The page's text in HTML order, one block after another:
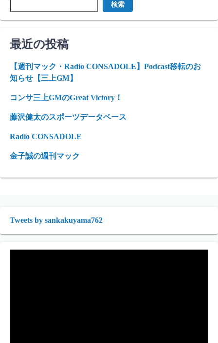
検索
最近の投稿
【週刊マック・Radio CONSADOLE】Podcast移転のお
知らせ【三上GM】
コンサ三上GMのGreat Victory！
藤沢健太のスポーツデータベース
Radio CONSADOLE
金子誠の週刊マック
Tweets by sankakuyama762